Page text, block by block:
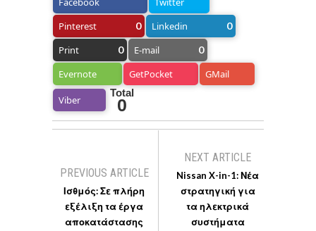
Pinterest
0 Linkedin 0
Print 0 E-mail 0
Evernote GetPocket GMail
Viber
Total
0
PREVIOUS ARTICLE
Ισθμός: Σε πλήρη
εξέλιξη τα έργα
αποκατάστασης
NEXT ARTICLE
Nissan X-in-1: Νέα
στρατηγική για
τα ηλεκτρικά
συστήματα